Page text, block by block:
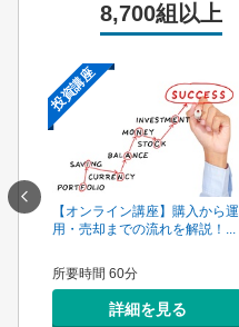
8,700組以上
手は
投資講座
【オンライン講座】購入から運
用・売却までの流れを解説！...
所要時間 60分
詳細を見る